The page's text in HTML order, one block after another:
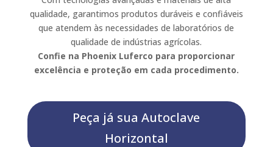
qualidade, garantimos produtos duráveis e confiáveis
que atendem às necessidades de laboratórios de
qualidade de indústrias agrícolas.
Confie na Phoenix Luferco para proporcionar
excelência e proteção em cada procedimento.
Peça já sua Autoclave
Horizontal